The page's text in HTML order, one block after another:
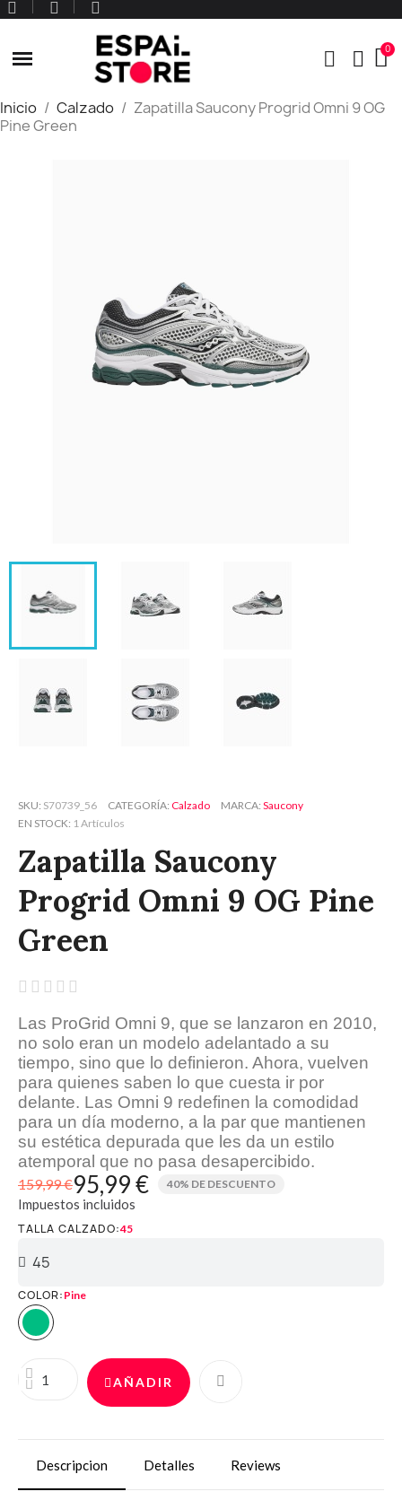
Inicio Calzado
Zapatilla Saucony Progrid Omni 9 OG
Pine Green
SKU S70739_56 CATEGORÍA Calzado MARCA Saucony
EN STOCK 1 Artículos
Zapatilla Saucony
Progrid Omni 9 OG Pine
Green
    
Las ProGrid Omni 9, que se lanzaron en 2010,
no solo eran un modelo adelantado a su
tiempo, sino que lo definieron. Ahora, vuelven
para quienes saben lo que cuesta ir por
delante. Las Omni 9 redefinen la comodidad
para un día moderno, a la par que mantienen
su estética depurada que les da un estilo
atemporal que no pasa desapercibido.
159,99 €95,99 € 40% DE DESCUENTO
Impuestos incluidos
TALLA CALZADO 45
COLOR Pine
AÑADIR
Descripcion Detalles Reviews